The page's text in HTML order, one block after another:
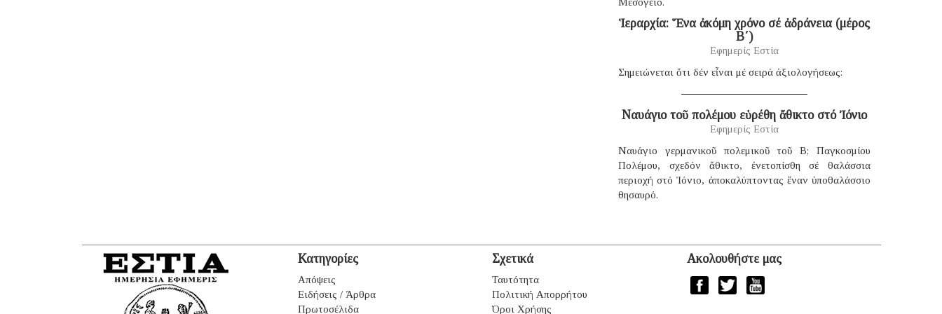
Ἱεραρχία: Ἕνα ἀκόμη χρόνο σέ ἀδράνεια (μέρος
B΄)
Εφημερίς Εστία
Σημειώνεται ὅτι δέν εἶναι μέ σειρά ἀξιολογήσεως:
Ναυάγιο τοῦ πολέμου εὑρέθη ἄθικτο στό Ἰόνιο
Εφημερίς Εστία
Ναυάγιο γερμανικοῦ πολεμικοῦ τοῦ B; Παγκοσμίου
Πολέμου, σχεδόν ἄθικτο, ἐνετοπίσθη σέ θαλάσσια
περιοχή στό Ἰόνιο, ἀποκαλύπτοντας ἕναν ὑποθαλάσσιο
θησαυρό.
Κατηγορίες
Απόψεις
Ειδήσεις / Άρθρα
Πρωτοσέλιδα
Σχετικά
Ταυτότητα
Πολιτική Απορρήτου
Όροι Χρήσης
Ακολουθήστε μας